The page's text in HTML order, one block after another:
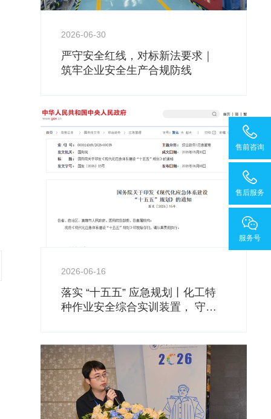
2026-06-30
严守安全红线，对标新法要求｜
筑牢企业安全生产合规防线
2026-06-16
落实 “十五五” 应急规划丨化工特
种作业安全综合实训装置， 守住
售前咨询
售后服务
服务号